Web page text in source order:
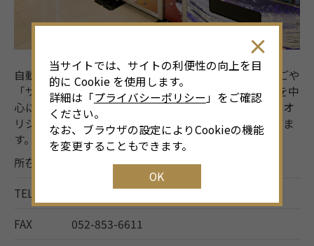
自動販売機による無人販売店“お土産ステーションなごや
「サムライの国」”を運営。名古屋ヒルトンプラザ店を中
心に衣類・雑貨・食品を自動販売機で販売する事業、オ
リジナルブランド商品の企画販売事業を展開しておりま
す。
所在地
名古屋市昭和区明月町2-51
TEL
052-853-5511
FAX
052-853-6611
当サイトでは、サイトの利便性の向上を目
的に Cookie を使用します。
詳細は「プライバシーポリシー 」をご確認
ください。
なお、ブラウザの設定によりCookieの機能
を変更することもできます。
OK